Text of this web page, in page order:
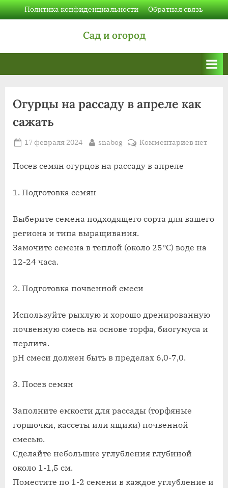
Skip
to
Политика конфиденциальности Обратная связь
Сад и огород
Огурцы на рассаду в апреле как
сажать
Posted
17 февраля 2024 By
snabog Комментариевк
как
нет
Посев семян огурцов на рассаду в апреле
1. Подготовка семян
Выберите семена подходящего сорта для вашего
региона и типа выращивания.
Замочите семена в теплой (около 25°C) воде на
12-24 часа.
2. Подготовка почвенной смеси
Используйте рыхлую и хорошо дренированную
почвенную смесь на основе торфа, биогумуса и
перлита.
рН смеси должен быть в пределах 6,0-7,0.
3. Посев семян
Заполните емкости для рассады (торфяные
горшочки, кассеты или ящики) почвенной
смесью.
Сделайте небольшие углубления глубиной
около 1-1,5 см.
Поместите по 1-2 семени в каждое углубление и